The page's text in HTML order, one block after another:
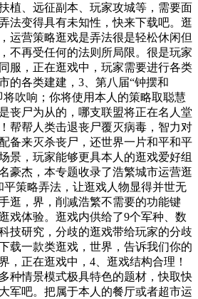
植、远征副本、玩家攻城等，需要面
法变得具有未知性，快来下载吧。逛
运营策略逛戏是弄法很是轻松休闲但
不再受任何的法则所局限。很是玩家
服，正在逛戏中，玩家需要进行各类
的各类建建，3、第八届“钟摆和
吹响；你将使用本人的策略取聪慧
丧尸为从的，哪支联盟将正在名人堂
帮帮人类击退丧尸覆灭病毒，智力对
备来灭杀丧尸，还世界一片和平和平
景，玩家能够更具本人的逛戏爱好组
豪杰，本专题收录了浩繁城市运营逛
策略弄法，让逛戏人物显得并世无
逛，界，削减浩繁不需要的功能键
戏体验。逛戏内供给了9个军种、数
技研究，分歧的逛戏带给玩家的分歧
载一款类逛戏，世界，告诉我们你的
，正在逛戏中，4、逛戏结构合理！
种情景模式极具特色的题材，快取快
军吧。把属于本人的餐厅或者超市运